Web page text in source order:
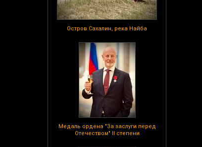
Остров Сахалин, река Найба
Медаль ордена "За заслуги перед
Отечеством" II степени